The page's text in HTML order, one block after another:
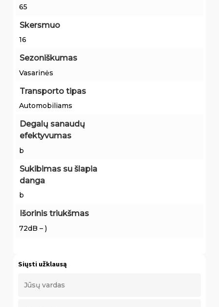
65
Skersmuo
16
Sezoniškumas
Vasarinės
Transporto tipas
Automobiliams
Degalų sanaudų
efektyvumas
b
Sukibimas su šlapia
danga
b
Išorinis triukšmas
72dB – )
Siųsti užklausą